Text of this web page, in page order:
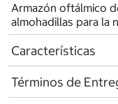
Armazón oftálmico
almohadillas para la
Características
Términos de